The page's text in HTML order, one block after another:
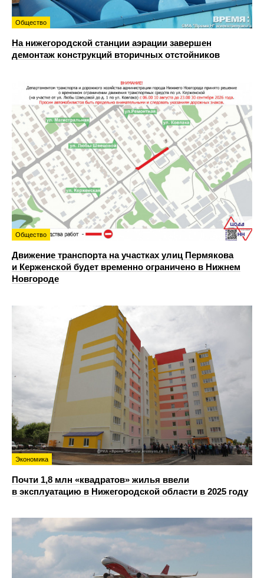
Общество
На нижегородской станции аэрации завершен
демонтаж конструкций вторичных отстойников
Общество
Движение транспорта на участках улиц Пермякова
и Керженской будет временно ограничено в Нижнем
Новгороде
Экономика
Почти 1,8 млн «квадратов» жилья ввели
в эксплуатацию в Нижегородской области в 2025 году